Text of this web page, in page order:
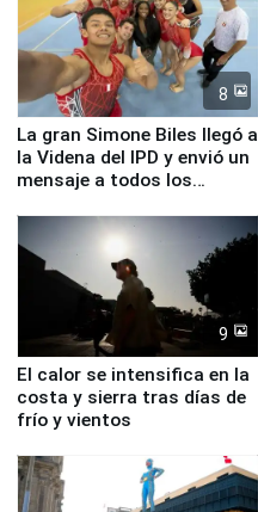
8
La gran Simone Biles llegó a
la Videna del IPD y envió un
mensaje a todos los
9
El calor se intensifica en la
costa y sierra tras días de
frío y vientos